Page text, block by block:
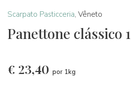
Scarpato Pasticceria, Vêneto
Panettone clássico
€ 23,40 por 1kg